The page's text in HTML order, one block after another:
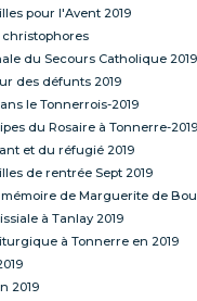
pour l'Avent 2019
du Secours Catholique 2019
des défunts 2019
le Tonnerrois-2019
du Rosaire à Tonnerre-2019
et du réfugié 2019
de rentrée Sept 2019
de Marguerite de
à Tanlay 2019
à Tonnerre en 2019
2019